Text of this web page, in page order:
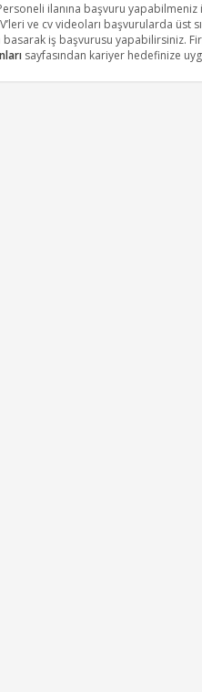
ilanına başvuru
ve cv videoları başvurularda
iş başvurusu yapabilirsiniz.
sayfasından kariyer hedefinize